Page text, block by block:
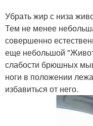
Убрать жир с низа
Тем не менее
совершенно
еще небольшой
слабости брюшных
ноги в положении
избавиться от него.